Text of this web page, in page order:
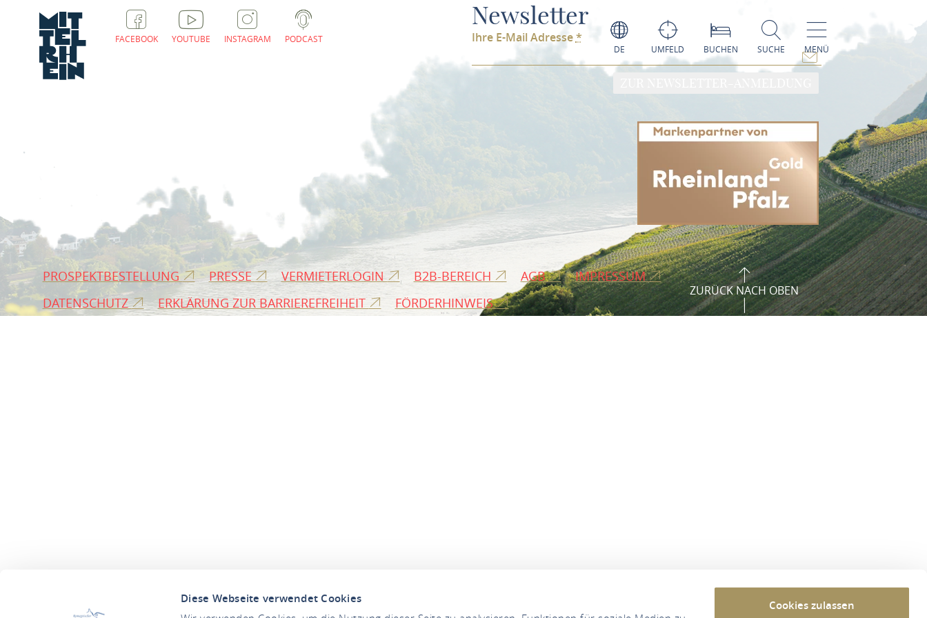
Diese Webseite verwendet Cookies Cookies zulassen
DE UMFELD BUCHEN SUCHE MENÜ
FACEBOOK YOUTUBE INSTAGRAM PODCAST
Newsletter
Ihre E-Mail Adresse*
PROSPEKTBESTELLUNG PRESSE VERMIETERLOGIN B2B-BEREICH AGB
IMPRESSUM
DATENSCHUTZ
ERKLÄRUNG ZUR BARRIEREFREIHEIT FÖRDERHINWEIS
ZURÜCK NACH OBEN